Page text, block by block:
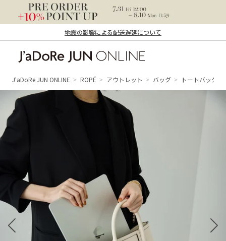
地震の影響による配送遅延について
ン オンライン）
J'aDoRe JUN ONLINE ROPÉ アウトレット バッグ トートバッグ